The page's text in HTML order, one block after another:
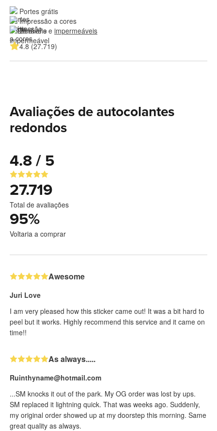
Portes grátis
Impressão a cores
Duráveis e impermeáveis
4.8 (27.719)
Avaliações de autocolantes
redondos
4.8 / 5
27.719
Total de avaliações
95%
Voltaria a comprar
Awesome
Juri Love
I am very pleased how this sticker came out! It was a bit hard to
peel but it works. Highly recommend this service and it came on
time!!
As always.....
Ruinthyname@hotmail.com
...SM knocks it out of the park. My OG order was lost by ups.
SM replaced it lightning quick. That was weeks ago. Suddenly,
my original order showed up at my doorstep this morning. Same
great quality as always.